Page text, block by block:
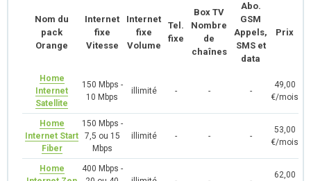
Nom du
pack
Orange
Internet
fixe
Vitesse
Internet
fixe
Volume
Tel.
fixe
Box TV
Nombre
de
chaînes
Abo.
GSM
Appels,
SMS et
data
Prix
Home
Internet
Satellite
150 Mbps -
10 Mbps
illimité - - -
49,00
€/mois
Home
Internet Start
Fiber
150 Mbps -
7,5 ou 15
Mbps
illimité - - -
53,00
€/mois
Home
400 Mbps -
62,00